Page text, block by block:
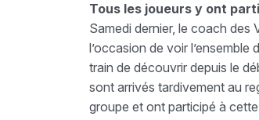
Tous les joueurs y ont
Samedi dernier, le coach des
l’occasion de voir l’ensemble
train de découvrir depuis le
sont arrivés tardivement au
groupe et ont participé à